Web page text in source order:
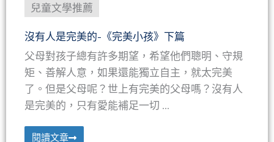
兒童文學推薦
沒有人是完美的-《完美小孩》下篇
父母對孩子總有許多期望，希望他們聰明、守規
矩、善解人意，如果還能獨立自主，就太完美
了。但是父母呢？世上有完美的父母嗎？沒有人
是完美的，只有愛能補足一切 ...
閱讀文章